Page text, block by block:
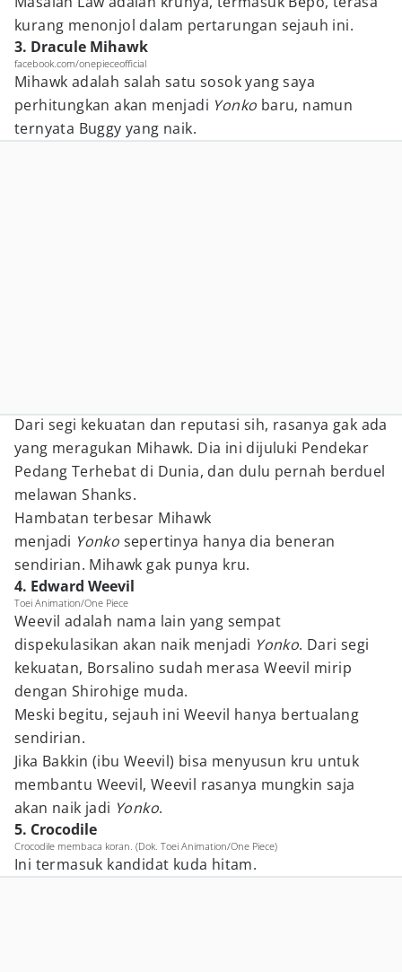
kurang menonjol dalam pertarungan sejauh ini.
3. Dracule Mihawk
facebook.com/onepieceofficial
Mihawk adalah salah satu sosok yang saya
perhitungkan akan menjadi Yonko baru, namun
ternyata Buggy yang naik.
Dari segi kekuatan dan reputasi sih, rasanya gak ada
yang meragukan Mihawk. Dia ini dijuluki Pendekar
Pedang Terhebat di Dunia, dan dulu pernah berduel
melawan Shanks.
Hambatan terbesar Mihawk
menjadi Yonko sepertinya hanya dia beneran
sendirian. Mihawk gak punya kru.
4. Edward Weevil
Toei Animation/One Piece
Weevil adalah nama lain yang sempat
dispekulasikan akan naik menjadi Yonko. Dari segi
kekuatan, Borsalino sudah merasa Weevil mirip
dengan Shirohige muda.
Meski begitu, sejauh ini Weevil hanya bertualang
sendirian.
Jika Bakkin (ibu Weevil) bisa menyusun kru untuk
membantu Weevil, Weevil rasanya mungkin saja
akan naik jadi Yonko.
5. Crocodile
Crocodile membaca koran. (Dok. Toei Animation/One Piece)
Ini termasuk kandidat kuda hitam.